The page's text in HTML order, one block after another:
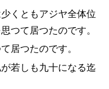
くともアジヤ全体位
つて居つたのです。
居つたのです。
若しも九十になる迄